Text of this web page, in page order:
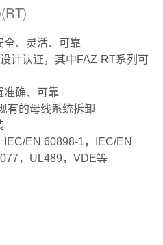
全、灵活、可靠
计认证，其中FAZ-RT系列可
准确、可靠
有的母线系统拆卸
EN 60898-1，IEC/EN
，UL489，VDE等